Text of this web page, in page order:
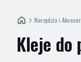
Narzędzia i
Kleje